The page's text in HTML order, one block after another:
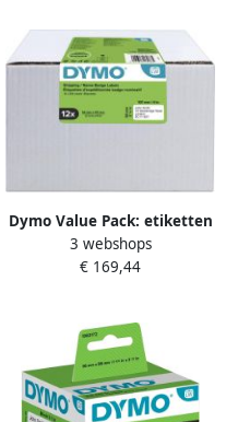
Dymo Value Pack: etiketten
LabelWriter ft 101 x 54 mm
wit doos van 12 x 220
3 webshops
€ 169,44